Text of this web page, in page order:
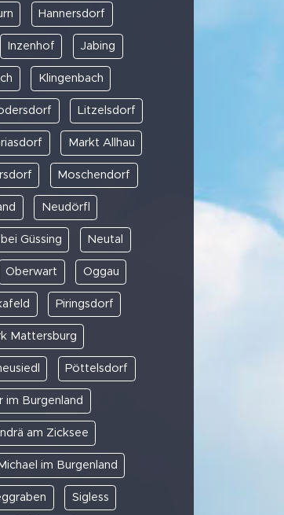
Hannersdorf
Inzenhof Jabing
Klingenbach
Litzelsdorf
Markt Allhau
Moschendorf
Neudörfl
Güssing Neutal
Oberwart Oggau
Piringsdorf
Mattersburg
Pöttelsdorf
im Burgenland
am Zicksee
im Burgenland
Sigless